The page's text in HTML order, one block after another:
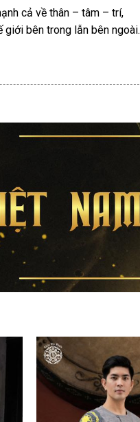
cả về thân – tâm – trí,
bên trong lẫn bên ngoài.